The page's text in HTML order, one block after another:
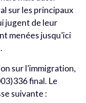
sur les principaux
jugent de leur
menées jusqu’ici
sur l’immigration,
final. Le
suivante :